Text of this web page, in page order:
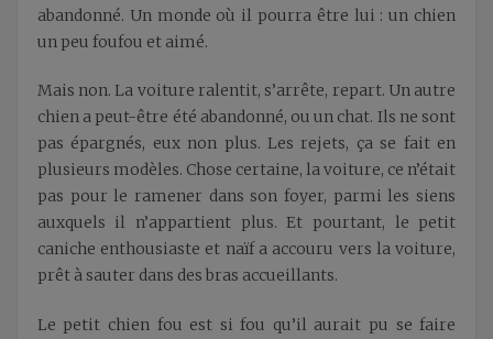
abandonné. Un monde où il pourra être lui : un chien
un peu foufou et aimé.
Mais non. La voiture ralentit, s’arrête, repart. Un autre
chien a peut-être été abandonné, ou un chat. Ils ne sont
pas épargnés, eux non plus. Les rejets, ça se fait en
plusieurs modèles. Chose certaine, la voiture, ce n’était
pas pour le ramener dans son foyer, parmi les siens
auxquels il n’appartient plus. Et pourtant, le petit
caniche enthousiaste et naïf a accouru vers la voiture,
prêt à sauter dans des bras accueillants.
Le petit chien fou est si fou qu’il aurait pu se faire